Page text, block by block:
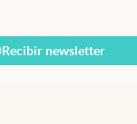
Recibir newsletter